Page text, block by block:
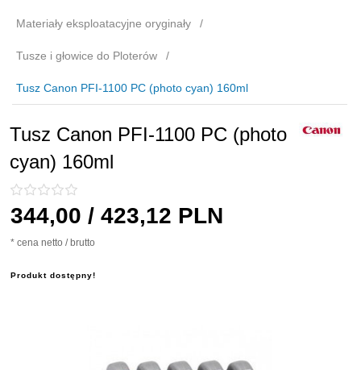
Materiały eksploatacyjne oryginały
Tusze i głowice do Ploterów
Tusz Canon PFI-1100 PC (photo cyan) 160ml
Tusz Canon PFI-1100 PC (photo
cyan) 160ml
344,00 / 423,12 PLN
* cena netto / brutto
Produkt dostępny!